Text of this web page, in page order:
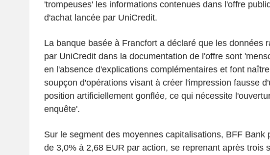
'trompeuses' les informations contenues dans l'offre
d'achat lancée par UniCredit.
La banque basée à Francfort a déclaré que les données
par UniCredit dans la documentation de l'offre sont
en l'absence d'explications complémentaires et font
soupçon d'opérations visant à créer l'impression fausse
position artificiellement gonflée, ce qui nécessite
enquête'.
Sur le segment des moyennes capitalisations, BFF Bank
de 3,0% à 2,68 EUR par action, se reprenant après trois